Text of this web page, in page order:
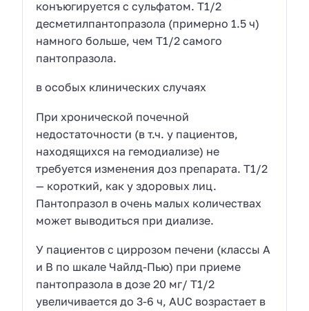
конъюгируется с сульфатом. Т1/2
десметилпантопразола (примерно 1.5 ч)
намного больше, чем Т1/2 самого
пантопразола.
в особых клинических случаях
При хронической почечной
недостаточности (в т.ч. у пациентов,
находящихся на гемодиализе) не
требуется изменения доз препарата. Т1/2
— короткий, как у здоровых лиц.
Пантопразол в очень малых количествах
может выводиться при диализе.
У пациентов с циррозом печени (классы А
и В по шкале Чайлд-Пью) при приеме
пантопразола в дозе 20 мг/ Т1/2
увеличивается до 3-6 ч, AUC возрастает в